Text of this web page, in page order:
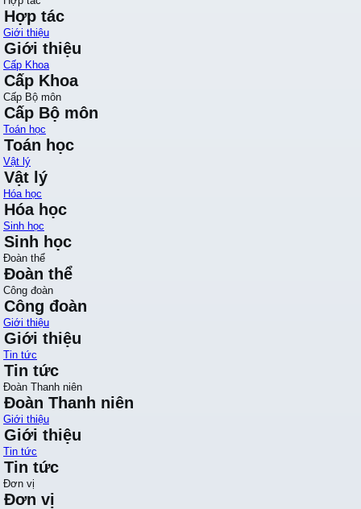
Hợp tác
Giới thiệu
Giới thiệu
Cấp Khoa
Cấp Khoa
Cấp Bộ môn
Cấp Bộ môn
Toán học
Toán học
Vật lý
Vật lý
Hóa học
Hóa học
Sinh học
Sinh học
Đoàn thể
Đoàn thể
Công đoàn
Công đoàn
Giới thiệu
Giới thiệu
Tin tức
Tin tức
Đoàn Thanh niên
Đoàn Thanh niên
Giới thiệu
Giới thiệu
Tin tức
Tin tức
Đơn vị
Đơn vị